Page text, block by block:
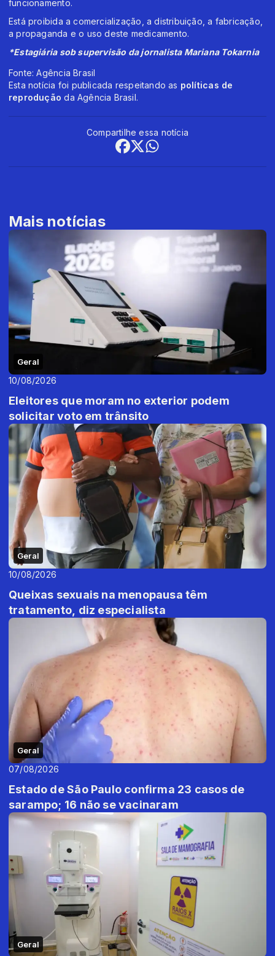
funcionamento.
Está proibida a comercialização, a distribuição, a fabricação,
a propaganda e o uso deste medicamento.
*Estagiária sob supervisão da jornalista Mariana Tokarnia
Fonte: Agência Brasil
Esta notícia foi publicada respeitando as políticas de
reprodução da Agência Brasil.
Compartilhe essa notícia
Mais notícias
Geral
10/08/2026
Eleitores que moram no exterior podem
solicitar voto em trânsito
Geral
10/08/2026
Queixas sexuais na menopausa têm
tratamento, diz especialista
Geral
07/08/2026
Estado de São Paulo confirma 23 casos de
sarampo; 16 não se vacinaram
Geral